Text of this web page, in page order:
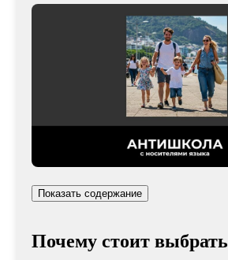
Показать содержание
Почему стоит выбрать